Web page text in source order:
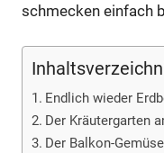
schmecken einfach
Endlich wieder
Der Kräutergarten
Der Balkon-